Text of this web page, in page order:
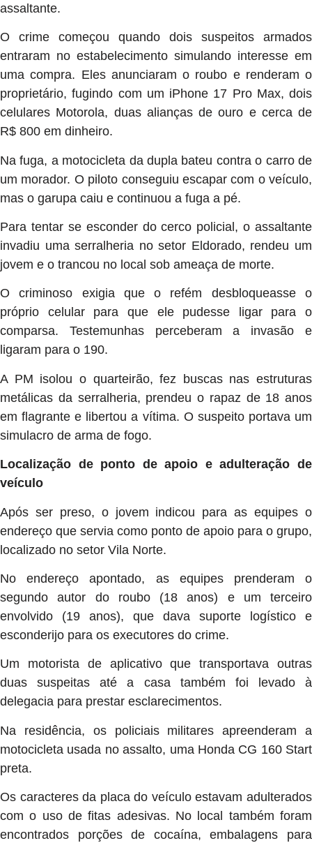
assaltante.
O crime começou quando dois suspeitos armados
entraram no estabelecimento simulando interesse em
uma compra. Eles anunciaram o roubo e renderam o
proprietário, fugindo com um iPhone 17 Pro Max, dois
celulares Motorola, duas alianças de ouro e cerca de
R$ 800 em dinheiro.
Na fuga, a motocicleta da dupla bateu contra o carro de
um morador. O piloto conseguiu escapar com o veículo,
mas o garupa caiu e continuou a fuga a pé.
Para tentar se esconder do cerco policial, o assaltante
invadiu uma serralheria no setor Eldorado, rendeu um
jovem e o trancou no local sob ameaça de morte.
O criminoso exigia que o refém desbloqueasse o
próprio celular para que ele pudesse ligar para o
comparsa. Testemunhas perceberam a invasão e
ligaram para o 190.
A PM isolou o quarteirão, fez buscas nas estruturas
metálicas da serralheria, prendeu o rapaz de 18 anos
em flagrante e libertou a vítima. O suspeito portava um
simulacro de arma de fogo.
Localização de ponto de apoio e adulteração de
veículo
Após ser preso, o jovem indicou para as equipes o
endereço que servia como ponto de apoio para o grupo,
localizado no setor Vila Norte.
No endereço apontado, as equipes prenderam o
segundo autor do roubo (18 anos) e um terceiro
envolvido (19 anos), que dava suporte logístico e
esconderijo para os executores do crime.
Um motorista de aplicativo que transportava outras
duas suspeitas até a casa também foi levado à
delegacia para prestar esclarecimentos.
Na residência, os policiais militares apreenderam a
motocicleta usada no assalto, uma Honda CG 160 Start
preta.
Os caracteres da placa do veículo estavam adulterados
com o uso de fitas adesivas. No local também foram
encontrados porções de cocaína, embalagens para